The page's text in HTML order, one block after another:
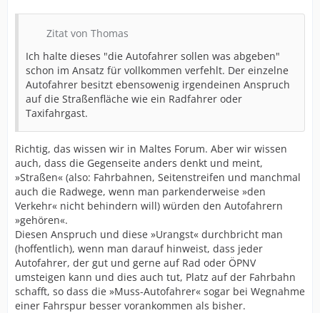
Zitat von Thomas
Ich halte dieses "die Autofahrer sollen was abgeben"
schon im Ansatz für vollkommen verfehlt. Der einzelne
Autofahrer besitzt ebensowenig irgendeinen Anspruch
auf die Straßenfläche wie ein Radfahrer oder
Taxifahrgast.
Richtig, das wissen wir in Maltes Forum. Aber wir wissen
auch, dass die Gegenseite anders denkt und meint,
»Straßen« (also: Fahrbahnen, Seitenstreifen und manchmal
auch die Radwege, wenn man parkenderweise »den
Verkehr« nicht behindern will) würden den Autofahrern
»gehören«.
Diesen Anspruch und diese »Urangst« durchbricht man
(hoffentlich), wenn man darauf hinweist, dass jeder
Autofahrer, der gut und gerne auf Rad oder ÖPNV
umsteigen kann und dies auch tut, Platz auf der Fahrbahn
schafft, so dass die »Muss-Autofahrer« sogar bei Wegnahme
einer Fahrspur besser vorankommen als bisher.